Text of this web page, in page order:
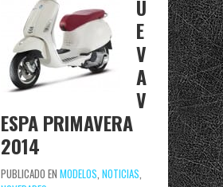
U
E
V
A
V
ESPA PRIMAVERA
2014
PUBLICADO EN MODELOS, NOTICIAS,